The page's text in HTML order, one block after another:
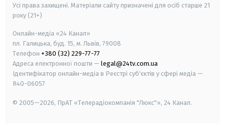
Усі права захищені. Матеріали сайту призначені для осіб старше 21
року (21+)
Онлайн-медіа «24 Канал»
пл. Галицька, буд. 15, м. Львів, 79008
Телефон +380 (32) 229-77-77
Адреса електронної пошти — legal@24tv.com.ua
Ідентифікатор онлайн-медіа в Реєстрі суб'єктів у сфері медіа —
R40-06057
© 2005—2026, ПрАТ «Телерадіокомпанія "Люкс"», 24 Канал.